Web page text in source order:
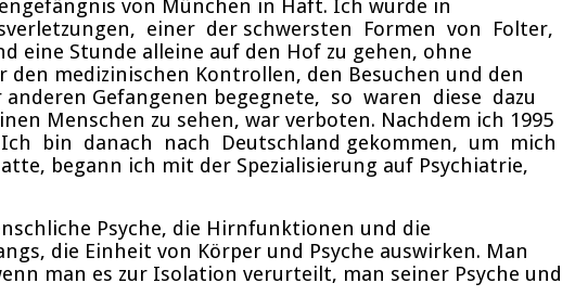
von München in Haft. Ich wurde in
einer der schwersten Formen von Folter,
Stunde alleine auf den Hof zu gehen, ohne
den medizinischen Kontrollen, den Besuchen und den
Gefangenen begegnete, so waren diese dazu
Menschen zu sehen, war verboten. Nachdem ich 1995
Ich bin danach nach Deutschland gekommen, um mich
begann ich mit der Spezialisierung auf Psychiatrie,
Psyche, die Hirnfunktionen und die
die Einheit von Körper und Psyche auswirken. Man
man es zur Isolation verurteilt, man seiner Psyche und